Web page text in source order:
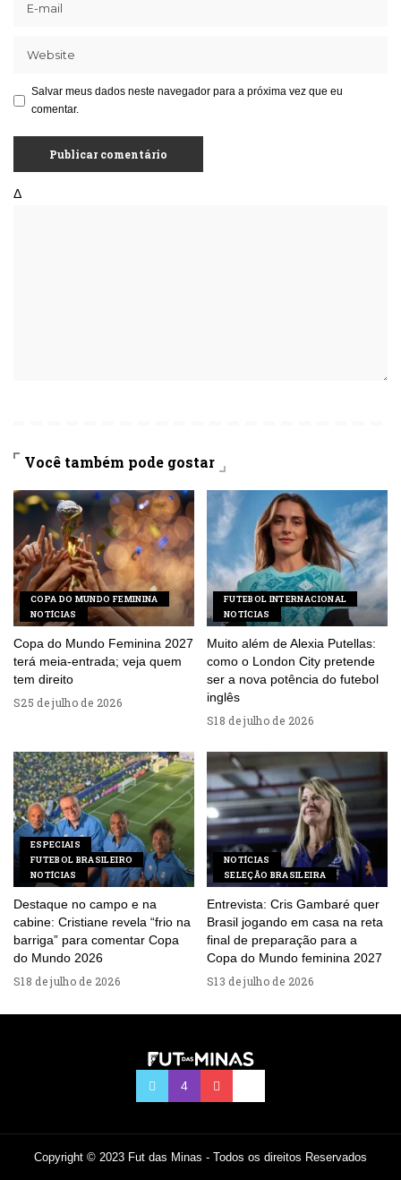
Salvar meus dados neste navegador para a próxima vez que eu
comentar.
Δ
Você também pode gostar
COPA DO MUNDO FEMININA
NOTÍCIAS
Copa do Mundo Feminina 2027
terá meia-entrada; veja quem
tem direito
25 de julho de 2026
FUTEBOL INTERNACIONAL
NOTÍCIAS
Muito além de Alexia Putellas:
como o London City pretende
ser a nova potência do futebol
inglês
18 de julho de 2026
ESPECIAIS
FUTEBOL BRASILEIRO
NOTÍCIAS
Destaque no campo e na
cabine: Cristiane revela “frio na
barriga” para comentar Copa
do Mundo 2026
18 de julho de 2026
NOTÍCIAS
SELEÇÃO BRASILEIRA
Entrevista: Cris Gambaré quer
Brasil jogando em casa na reta
final de preparação para a
Copa do Mundo feminina 2027
13 de julho de 2026
Copyright © 2023 Fut das Minas - Todos os direitos Reservados